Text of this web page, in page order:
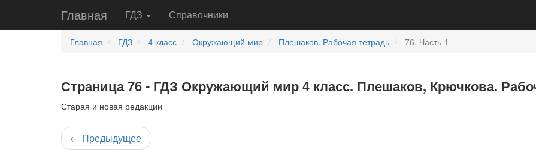
Главная ГДЗ Справочники
Главная ГДЗ 4 класс Окружающий мир Плешаков. Рабочая тетрадь 76. Часть 1
Страница 76 - ГДЗ Окружающий мир 4 класс. Плешаков, Крючкова.
Старая и новая редакции
← Предыдущее